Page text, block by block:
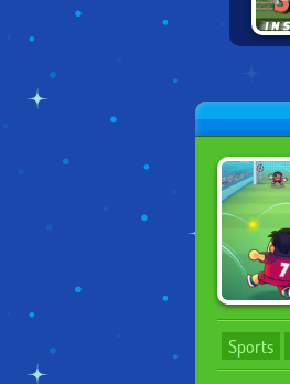
Sports